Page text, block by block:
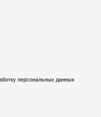
персональных данных